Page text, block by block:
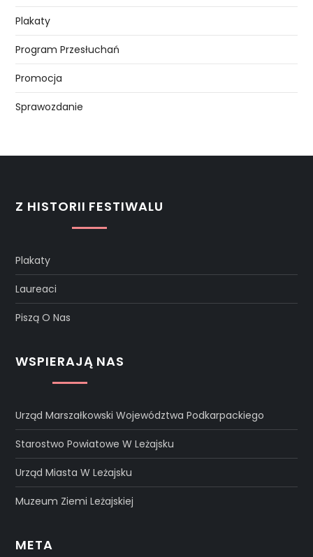
Plakaty
Program Przesłuchań
Promocja
Sprawozdanie
Z HISTORII FESTIWALU
Plakaty
Laureaci
Piszą O Nas
WSPIERAJĄ NAS
Urząd Marszałkowski Województwa Podkarpackiego
Starostwo Powiatowe W Leżajsku
Urząd Miasta W Leżajsku
Muzeum Ziemi Leżajskiej
META